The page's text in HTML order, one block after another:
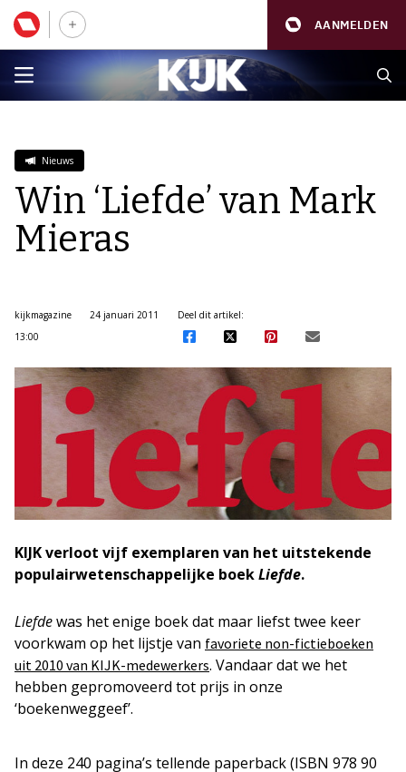
AANMELDEN
Nieuws
Win ‘Liefde’ van Mark
Mieras
kijkmagazine
24 januari 2011
13:00
Deel dit artikel:
KIJK verloot vijf exemplaren van het uitstekende
populairwetenschappelijke boekLiefde.
Liefdewas het enige boek dat maar liefst twee keer
voorkwam op het lijstje van favoriete non-fictieboeken
uit 2010 van KIJK-medewerkers. Vandaar dat we het
hebben gepromoveerd tot prijs in onze
‘boekenweggeef’.
In deze 240 pagina’s tellende paperback (ISBN 978 90